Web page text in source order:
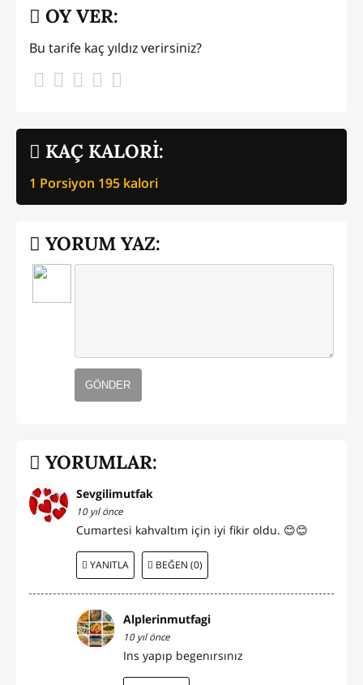
KAÇ KALORİ:
1 Porsiyon 195 kalori
OY VER:
Bu tarife kaç yıldız verirsiniz?
YORUM YAZ:
GÖNDER
YORUMLAR:
Sevgilimutfak
10 yıl önce
Cumartesi kahvaltım için iyi fikir oldu. 😊😊
YANITLA BEĞEN (0)
Alplerinmutfagi
10 yıl önce
Ins yapıp begenırsınız